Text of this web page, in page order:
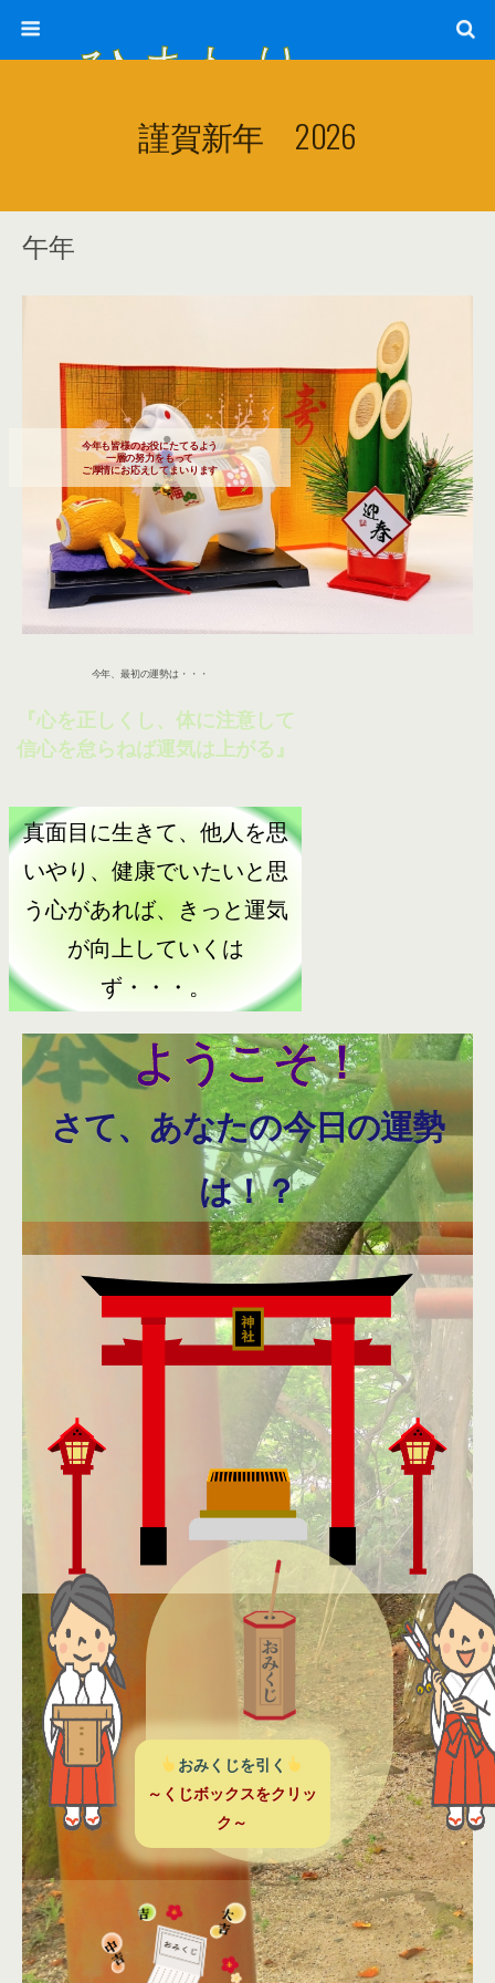
ひまわり畑 sunflower-field
謹賀新年 2026
午年
今年も皆様のお役にたてるよう
一層の努力をもって
ご厚情にお応えしてまいります
今年、最初の運勢は・・・
『心を正しくし、体に注意して
信心を怠らねば運気は上がる』
真面目に生きて、他人を思
いやり、健康でいたいと思
う心があれば、きっと運気
が向上していくは
ず・・・。
ようこそ！
さて、あなたの今日の運勢
は！？
おみくじを引く
～くじボックスをクリッ
ク～